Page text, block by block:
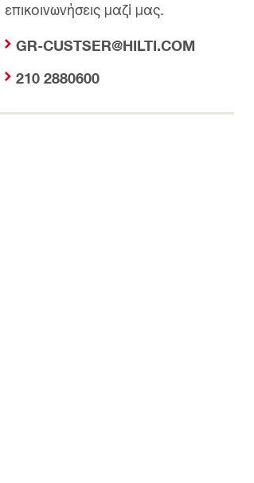
επικοινωνήσεις μαζί μας.
GR-CUSTSER@HILTI.COM
210 2880600